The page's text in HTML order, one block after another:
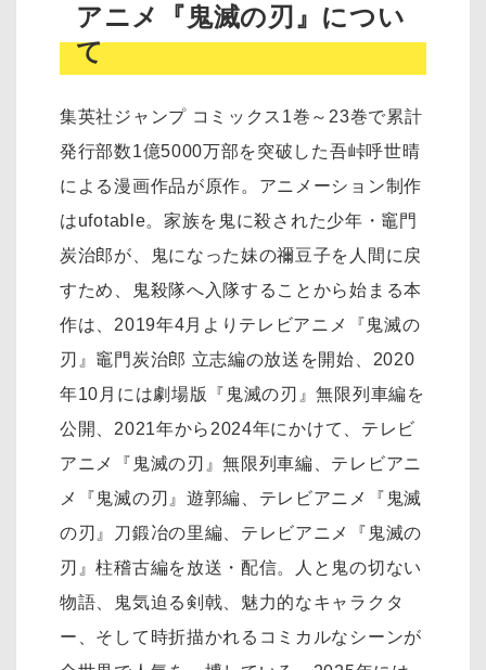
アニメ『鬼滅の刃』につい
て
集英社ジャンプ コミックス1巻～23巻で累計
発行部数1億5000万部を突破した吾峠呼世晴
による漫画作品が原作。アニメーション制作
はufotable。家族を鬼に殺された少年・竈門
炭治郎が、鬼になった妹の禰󠄀豆子を人間に戻
すため、鬼殺隊へ入隊することから始まる本
作は、2019年4月よりテレビアニメ『鬼滅の
刃』竈門炭治郎 立志編の放送を開始、2020
年10月には劇場版『鬼滅の刃』無限列車編を
公開、2021年から2024年にかけて、テレビ
アニメ『鬼滅の刃』無限列車編、テレビアニ
メ『鬼滅の刃』遊郭編、テレビアニメ『鬼滅
の刃』刀鍛冶の里編、テレビアニメ『鬼滅の
刃』柱稽古編を放送・配信。人と鬼の切ない
物語、鬼気迫る剣戟、魅力的なキャラクタ
ー、そして時折描かれるコミカルなシーンが